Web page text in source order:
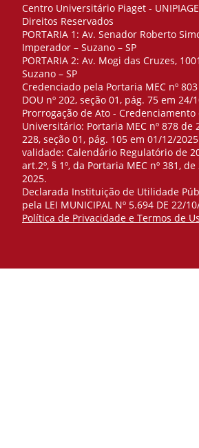
Centro Universitário Piaget -
Direitos Reservados
PORTARIA 1: Av. Senador Roberto
Imperador – Suzano – SP
PORTARIA 2: Av. Mogi das Cruzes,
Suzano – SP
Credenciado pela Portaria MEC nº
DOU nº 202, seção 01, pág. 75 em 24/
Prorrogação de Ato - Credenciamento
Universitário: Portaria MEC nº 878 de
228, seção 01, pág. 105 em 01/12/
validade: Calendário Regulatório de
art.2º, § 1º, da Portaria MEC nº 381,
2025.
Declarada Instituição de Utilidade
pela LEI MUNICIPAL Nº 5.694 DE 22/
Política de Privacidade e Termos de